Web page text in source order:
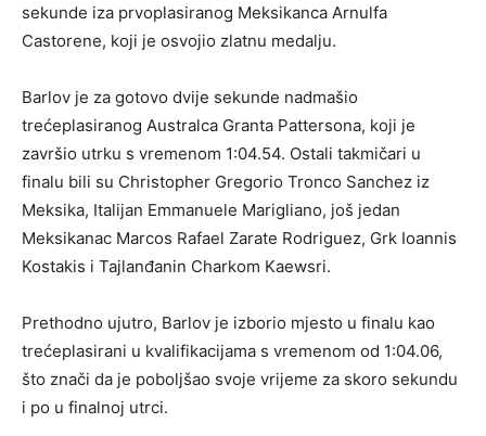
sekunde iza prvoplasiranog Meksikanca Arnulfa
Castorene, koji je osvojio zlatnu medalju.
Barlov je za gotovo dvije sekunde nadmašio
trećeplasiranog Australca Granta Pattersona, koji je
završio utrku s vremenom 1:04.54. Ostali takmičari u
finalu bili su Christopher Gregorio Tronco Sanchez iz
Meksika, Italijan Emmanuele Marigliano, još jedan
Meksikanac Marcos Rafael Zarate Rodriguez, Grk Ioannis
Kostakis i Tajlanđanin Charkom Kaewsri.
Prethodno ujutro, Barlov je izborio mjesto u finalu kao
trećeplasirani u kvalifikacijama s vremenom od 1:04.06,
što znači da je poboljšao svoje vrijeme za skoro sekundu
i po u finalnoj utrci.